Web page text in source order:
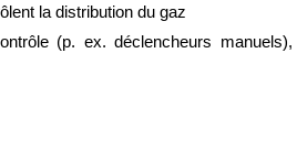
la distribution du gaz
(p. ex. déclencheurs manuels),